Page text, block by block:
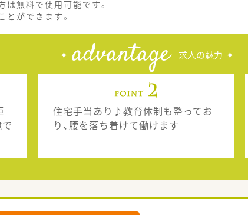
無料で使用可能です。
ができます。
advantage 求人の魅力
住宅手当あり♪教育体制も整ってお
り、腰を落ち着けて働けます